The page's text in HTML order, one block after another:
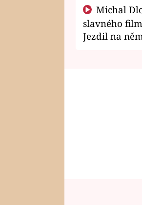
slavného
Jezdil na